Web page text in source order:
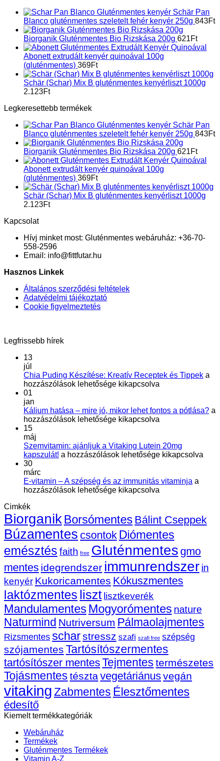
Schär Pan
Blanco gluténmentes szeletelt fehér kenyér 250g 843Ft
Biorganik Gluténmentes Bio Rizskása 200g 621Ft
Abonett extrudált kenyér quinoával 100g
(gluténmentes) 369Ft
Schär (Schar) Mix B gluténmentes kenyérliszt 1000g
2.123Ft
Legkeresettebb termékek
Schär Pan
Blanco gluténmentes szeletelt fehér kenyér 250g 843Ft
Biorganik Gluténmentes Bio Rizskása 200g 621Ft
Abonett extrudált kenyér quinoával 100g
(gluténmentes) 369Ft
Schär (Schar) Mix B gluténmentes kenyérliszt 1000g
2.123Ft
Kapcsolat
Hívj minket most: Gluténmentes webáruház: +36-70-
558-2596
Email: info@fittfutar.hu
Hasznos Linkek
Általános szerződési feltételek
Adatvédelmi tájékoztató
Cookie figyelmeztetés
Legfrissebb hírek
13
júl
Chia Puding Készítése: Kreatív Receptek és Tippek a
hozzászólások lehetősége kikapcsolva
01
jan
Kálium hatása – mire jó, mikor lehet fontos a pótlása? a
hozzászólások lehetősége kikapcsolva
15
máj
Szemvitamin: ajánljuk a Vitaking Lutein 20mg
kapszulát! Szemvitamin:
Vitaking
Lutein
bejegyzéshez
a hozzászólások lehetősége kikapcsolva
30
márc
E-vitamin – A szépség és az immunitás vitaminja E-
és
a
hozzászólások lehetősége kikapcsolva
Cimkék
Biorganik Borsómentes Bálint Cseppek
Búzamentes csontok Diómentes
emésztés faith free Gluténmentes gmo
mentes idegrendszer immunrendszer in
kenyér Kukoricamentes Kókuszmentes
laktózmentes liszt lisztkeverék
Mandulamentes Mogyorómentes nature
Naturmind Nutriversum Pálmaolajmentes
Rizsmentes scharstressz szafi szafi free szépség
szójamentes Tartósítószermentes
tartósítószer mentesTejmentes természetes
Tojásmentes tésztavegetáriánusvegán
vitakingZabmentes Élesztőmentes
édesítő
Kiemelt termékkategóriák
Webáruház
Termékek
Gluténmentes Termékek
Vitamin A-Z